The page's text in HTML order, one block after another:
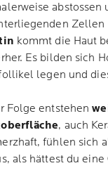
abstossen
Zellen
kommt die Haut
Es bilden sich
legen und
Folge entstehen
, auch
fühlen sich
als hättest du eine